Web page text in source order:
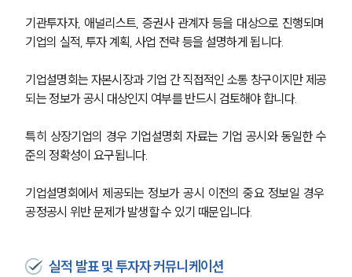
기관투자자, 애널리스트, 증권사 관계자 등을 대상으로 진행되며
기업의 실적, 투자 계획, 사업 전략 등을 설명하게 됩니다.
기업설명회는 자본시장과 기업 간 직접적인 소통 창구이지만 제공
되는 정보가 공시 대상인지 여부를 반드시 검토해야 합니다.
특히 상장기업의 경우 기업설명회 자료는 기업 공시와 동일한 수
준의 정확성이 요구됩니다.
기업설명회에서 제공되는 정보가 공시 이전의 중요 정보일 경우
공정공시 위반 문제가 발생할 수 있기 때문입니다.
실적 발표 및 투자자 커뮤니케이션